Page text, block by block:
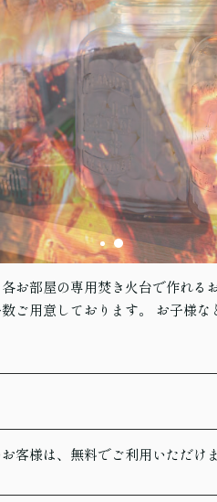
お部屋の専用焚き火台で作れる
ご用意しております。 お子様
客様は、無料でご利用いただけ